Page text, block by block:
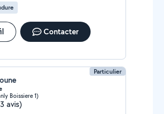
Contacter
Particulier
Boissiere 1)
avis)